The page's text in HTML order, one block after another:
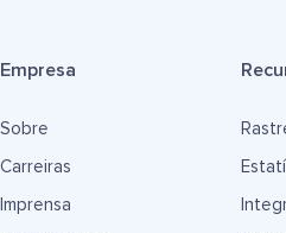
Empresa
Sobre
Carreiras
Imprensa